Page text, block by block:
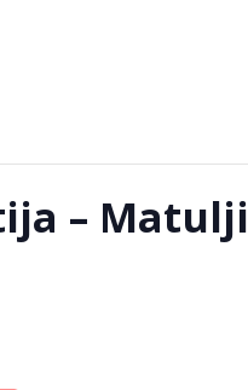
– Matulji